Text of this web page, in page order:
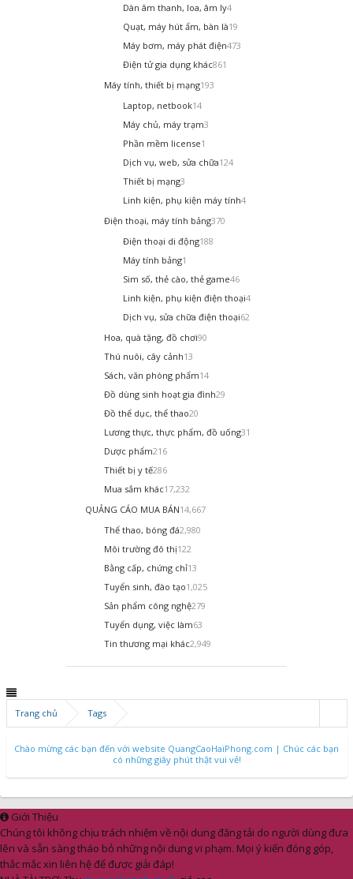
Dàn âm thanh, loa, âm ly4
Quạt, máy hút ẩm, bàn là19
Máy bơm, máy phát điện473
Điện tử gia dụng khác861
Máy tính, thiết bị mạng193
Laptop, netbook14
Máy chủ, máy trạm3
Phần mềm license1
Dịch vụ, web, sửa chữa124
Thiết bị mạng3
Linh kiện, phụ kiện máy tính4
Điện thoại, máy tính bảng370
Điện thoại di động188
Máy tính bảng1
Sim số, thẻ cào, thẻ game46
Linh kiện, phụ kiện điện thoại4
Dịch vụ, sửa chữa điện thoại62
Hoa, quà tặng, đồ chơi90
Thú nuôi, cây cảnh13
Sách, văn phòng phẩm14
Đồ dùng sinh hoạt gia đình29
Đồ thể dục, thể thao20
Lương thực, thực phẩm, đồ uống31
Dược phẩm216
Thiết bị y tế286
Mua sắm khác17,232
QUẢNG CÁO MUA BÁN14,667
Thể thao, bóng đá2,980
Môi trường đô thị122
Bằng cấp, chứng chỉ13
Tuyển sinh, đào tạo1,025
Sản phẩm công nghệ279
Tuyển dụng, việc làm63
Tin thương mại khác2,949
Trang chủ Tags
Chào mừng các bạn đến với website QuangCaoHaiPhong.com | Chúc các bạn
có những giây phút thật vui vẻ!
Giới Thiệu
Chúng tôi không chịu trách nhiệm về nội dung đăng tải do người dùng đưa
lên và sẵn sàng tháo bỏ những nội dung vi phạm. Mọi ý kiến đóng góp,
thắc mắc xin liên hệ để được giải đáp!